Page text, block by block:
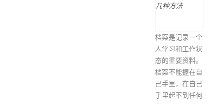
档案是记录一个
人学习和工作状
态的重要资料。
档案不能握在自
己手里，在自己
手里起不到任何